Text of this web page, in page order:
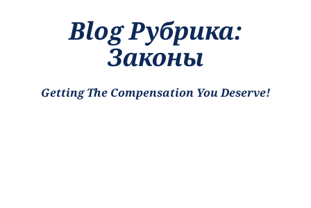
Blog Рубрика:
Законы
Getting The Compensation You Deserve!